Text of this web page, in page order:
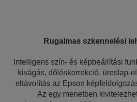
Rugalmas szkennelési
Intelligens szín- és képbeállítási
kivágás, dőléskorrekció, üreslap-
eltávolítás az Epson
Az egy menetben